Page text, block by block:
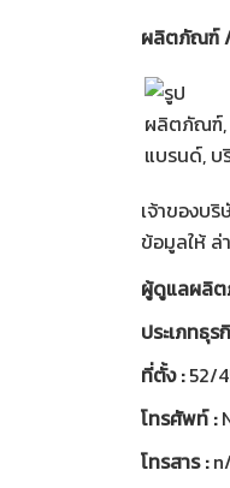
ผลิตภัณฑ์ /
เจ้าของบ
ข้อมูลให้
ผู้ดูแลผลิ
ประเภทธุร
ที่ตั้ง :52/
โทรศัพท์ :
โทรสาร :